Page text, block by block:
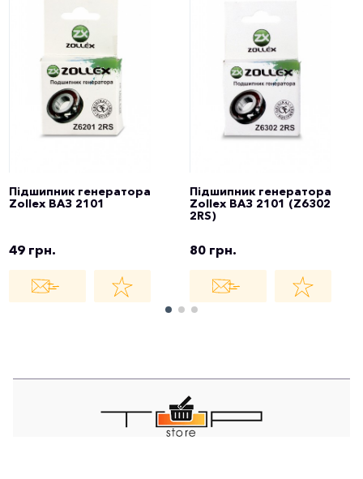
Підшипник генератора
Zollex ВАЗ 2101
49 грн.
Підшипник генератора
Zollex ВАЗ 2101 (Z6302
2RS)
80 грн.